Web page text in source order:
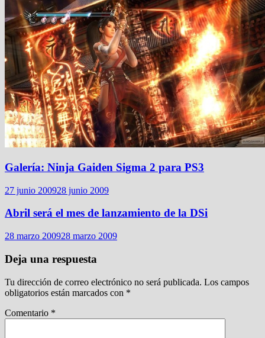
Galería: Ninja Gaiden Sigma 2 para PS3
27 junio 200928 junio 2009
Abril será el mes de lanzamiento de la DSi
28 marzo 200928 marzo 2009
Deja una respuesta
Tu dirección de correo electrónico no será publicada. Los campos
obligatorios están marcados con *
Comentario *